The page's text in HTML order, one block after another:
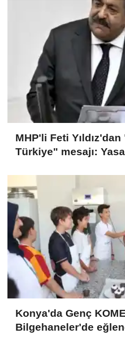
MHP'li Feti
Türkiye" mesajı:
Konya'da Genç
Bilgehaneler'de